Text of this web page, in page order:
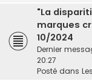
"La
marques
10/2024
Dernier
20:27
Posté dans